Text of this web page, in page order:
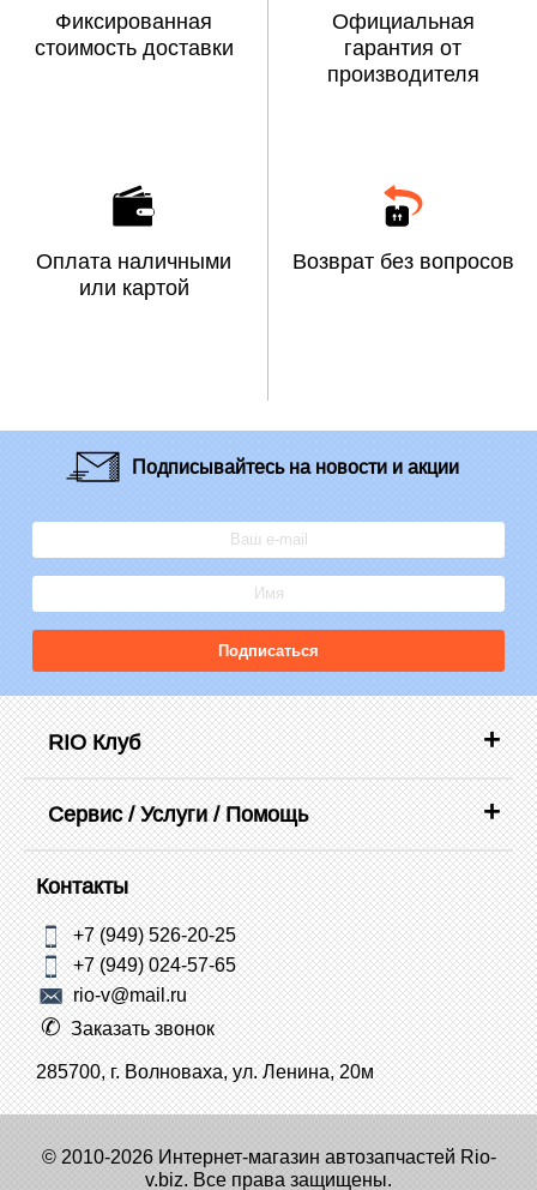
Фиксированная
стоимость доставки
Официальная
гарантия от
производителя
Оплата наличными
или картой
Возврат без вопросов
Подписывайтесьна новости и акции
Подписаться
RIO Клуб
Сервис / Услуги / Помощь
Контакты
+7 (949) 526-20-25
+7 (949) 024-57-65
rio-v@mail.ru
Заказать звонок
285700, г. Волноваха, ул. Ленина, 20м
© 2010-2026 Интернет-магазин автозапчастей Rio-
v.biz. Все права защищены.